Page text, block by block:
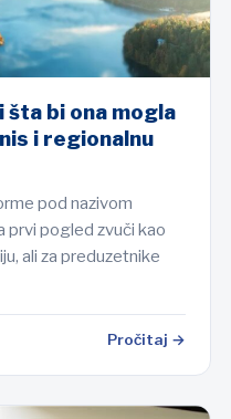
bi ona mogla
i regionalnu
pod nazivom
prvi pogled zvuči kao
ali za preduzetnike
Pročitaj →